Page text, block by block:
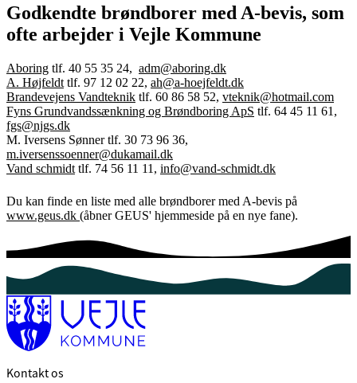
Godkendte brøndborer med A-bevis, som
ofte arbejder i Vejle Kommune
Aboring tlf. 40 55 35 24, adm@aboring.dk
A. Højfeldt tlf. 97 12 02 22, ah@a-hoejfeldt.dk
Brandevejens Vandteknik tlf. 60 86 58 52, vteknik@hotmail.com
Fyns Grundvandssænkning og Brøndboring ApS tlf. 64 45 11 61,
fgs@njgs.dk
M. Iversens Sønner tlf. 30 73 96 36,
m.iversenssoenner@dukamail.dk
Vand schmidt tlf. 74 56 11 11, info@vand-schmidt.dk
Du kan finde en liste med alle brøndborer med A-bevis på
www.geus.dk (åbner GEUS' hjemmeside på en nye fane).
Kontakt os